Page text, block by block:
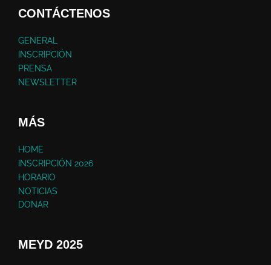
CONTÁCTENOS
GENERAL
INSCRIPCIÓN
PRENSA
NEWSLETTER
MÁS
HOME
INSCRIPCIÓN 2026
HORARIO
NOTICIAS
DONAR
MEYD 2025